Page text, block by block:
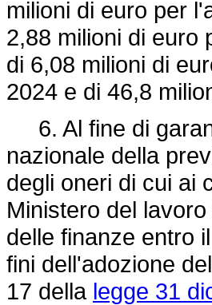
milioni di euro per
2,88 milioni di euro
di 6,08 milioni di
2024 e di 46,8
6. Al fine di
nazionale della
degli oneri di cui ai
Ministero del
delle finanze entro
fini dell'adozione
17 della legge 31